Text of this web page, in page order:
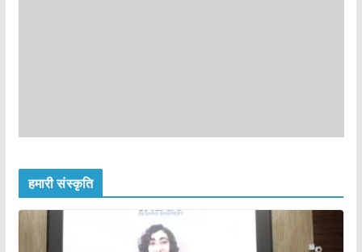
हमारी संस्कृति